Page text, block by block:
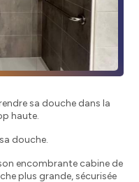
sa douche dans la
haute.
douche.
encombrante cabine de
plus grande, sécurisée